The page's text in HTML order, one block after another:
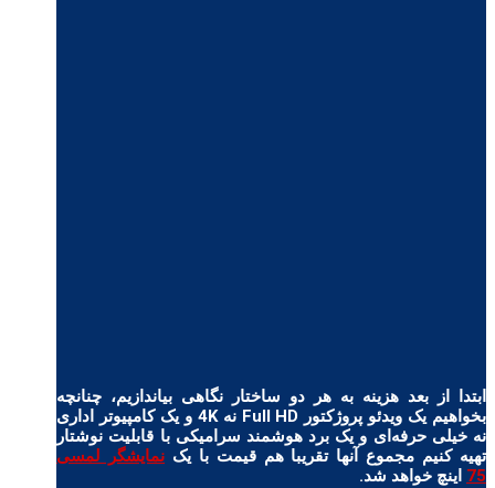
ابتدا از بعد هزینه به هر دو ساختار نگاهی بیاندازیم، چنانچه
بخواهیم یک ویدئو پروژکتور Full HD نه 4K و یک کامپیوتر اداری
نه خیلی حرفه‌ای و یک برد هوشمند سرامیکی با قابلیت نوشتار
تهیه کنیم مجموع آنها تقریبا هم قیمت با یک نمایشگر لمسی
75 اینچ خواهد شد.